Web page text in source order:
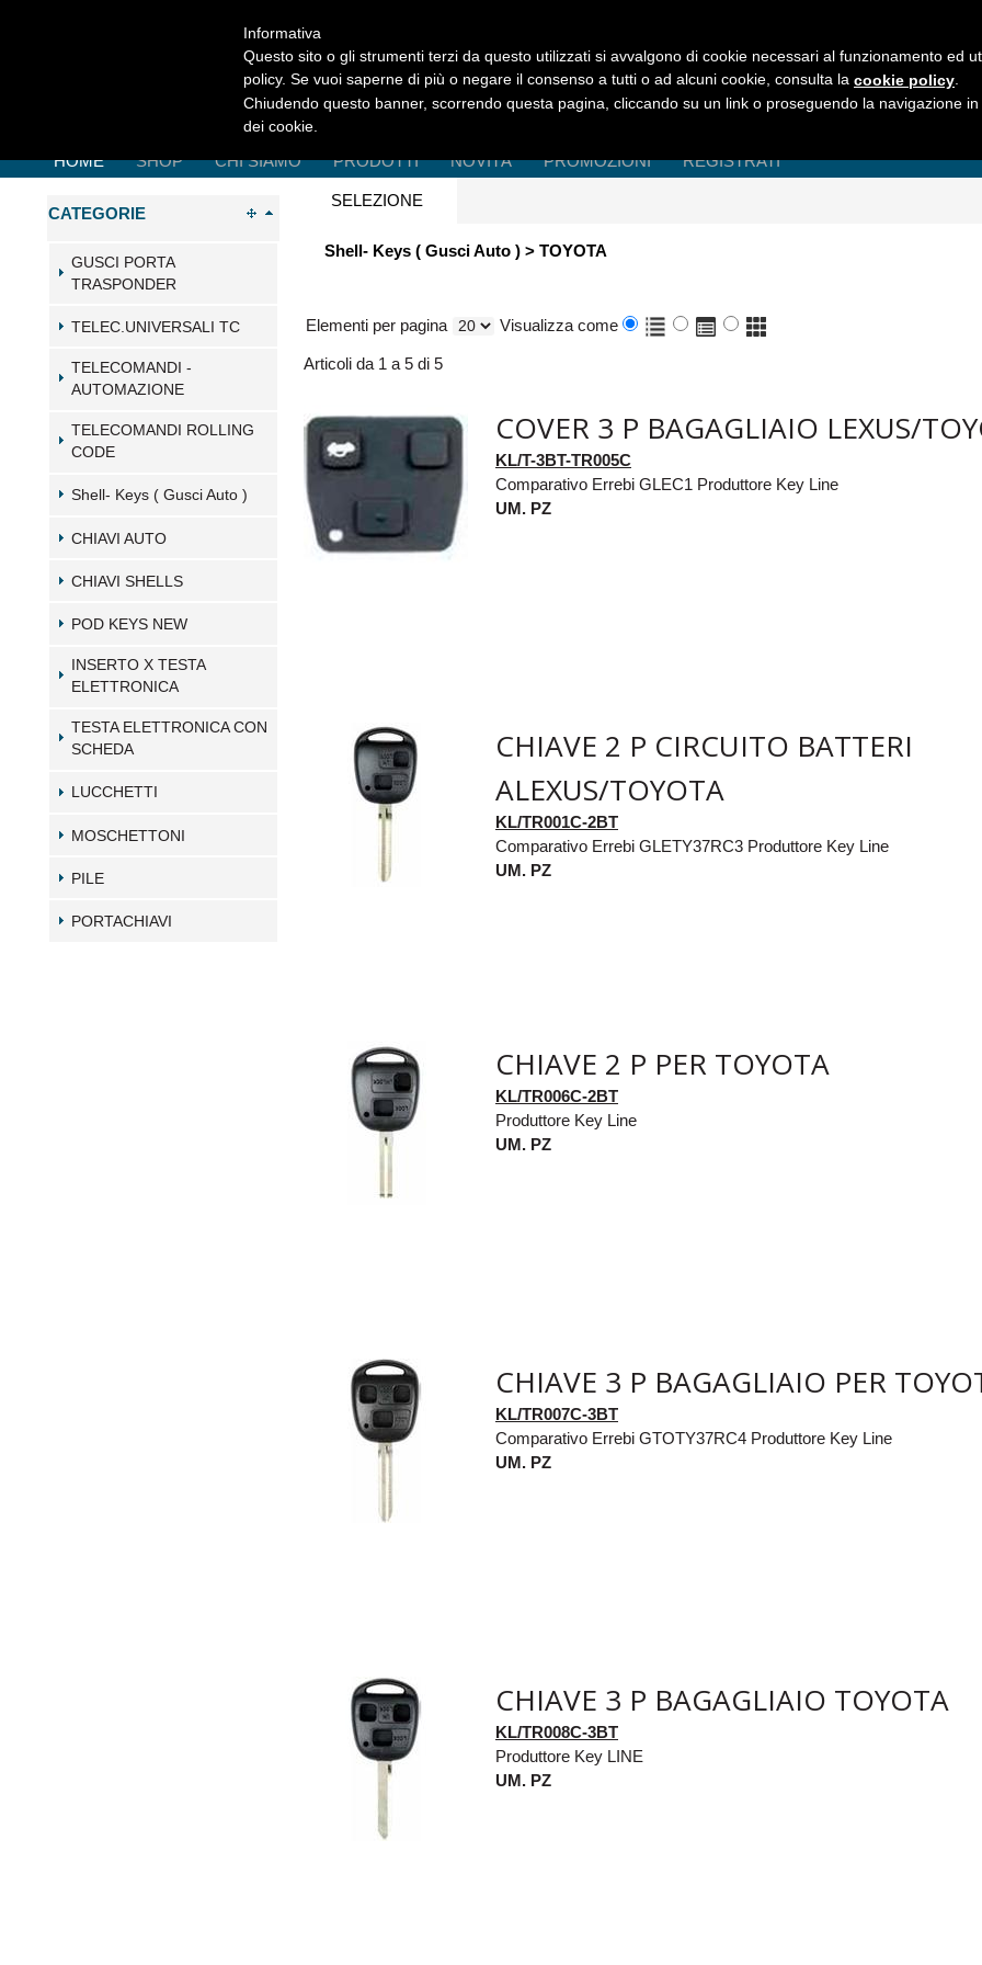
HOME SHOP CHI SIAMO PRODOTTI NOVITÀ PROMOZIONI REGISTRATI
CATEGORIE
GUSCI PORTA
TRASPONDER
TELEC.UNIVERSALI TC
TELECOMANDI -
AUTOMAZIONE
TELECOMANDI ROLLING
CODE
Shell- Keys ( Gusci Auto )
CHIAVI AUTO
CHIAVI SHELLS
POD KEYS NEW
INSERTO X TESTA
ELETTRONICA
TESTA ELETTRONICA CON
SCHEDA
LUCCHETTI
MOSCHETTONI
PILE
PORTACHIAVI
SELEZIONE
Shell- Keys ( Gusci Auto ) > TOYOTA
Elementi per pagina Visualizza come
Articoli da 1 a 5 di 5
COVER 3 P BAGAGLIAIO LEXUS/
KL/T-3BT-TR005C
Comparativo Errebi GLEC1 Produttore Key Line
UM. PZ
CHIAVE 2 P CIRCUITO BATTERI
ALEXUS/TOYOTA
KL/TR001C-2BT
Comparativo Errebi GLETY37RC3 Produttore Key Line
UM. PZ
CHIAVE 2 P PER TOYOTA
KL/TR006C-2BT
Produttore Key Line
UM. PZ
CHIAVE 3 P BAGAGLIAIO PER
KL/TR007C-3BT
Comparativo Errebi GTOTY37RC4 Produttore Key Line
UM. PZ
CHIAVE 3 P BAGAGLIAIO TOYOTA
KL/TR008C-3BT
Produttore Key LINE
UM. PZ
Informativa
Questo sito o gli strumenti terzi da questo utilizzati si avvalgono di cookie necessari al funzionamento ed
policy. Se vuoi saperne di più o negare il consenso a tutti o ad alcuni cookie, consulta la cookie policy
Chiudendo questo banner, scorrendo questa pagina, cliccando su un link o proseguendo la navigazione
dei cookie.